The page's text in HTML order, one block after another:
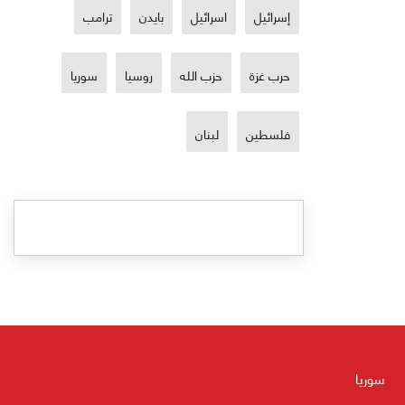
إسرائيل اسرائيل بايدن ترامب
حرب غزة حزب الله روسيا سوريا
فلسطين لبنان
سوريا